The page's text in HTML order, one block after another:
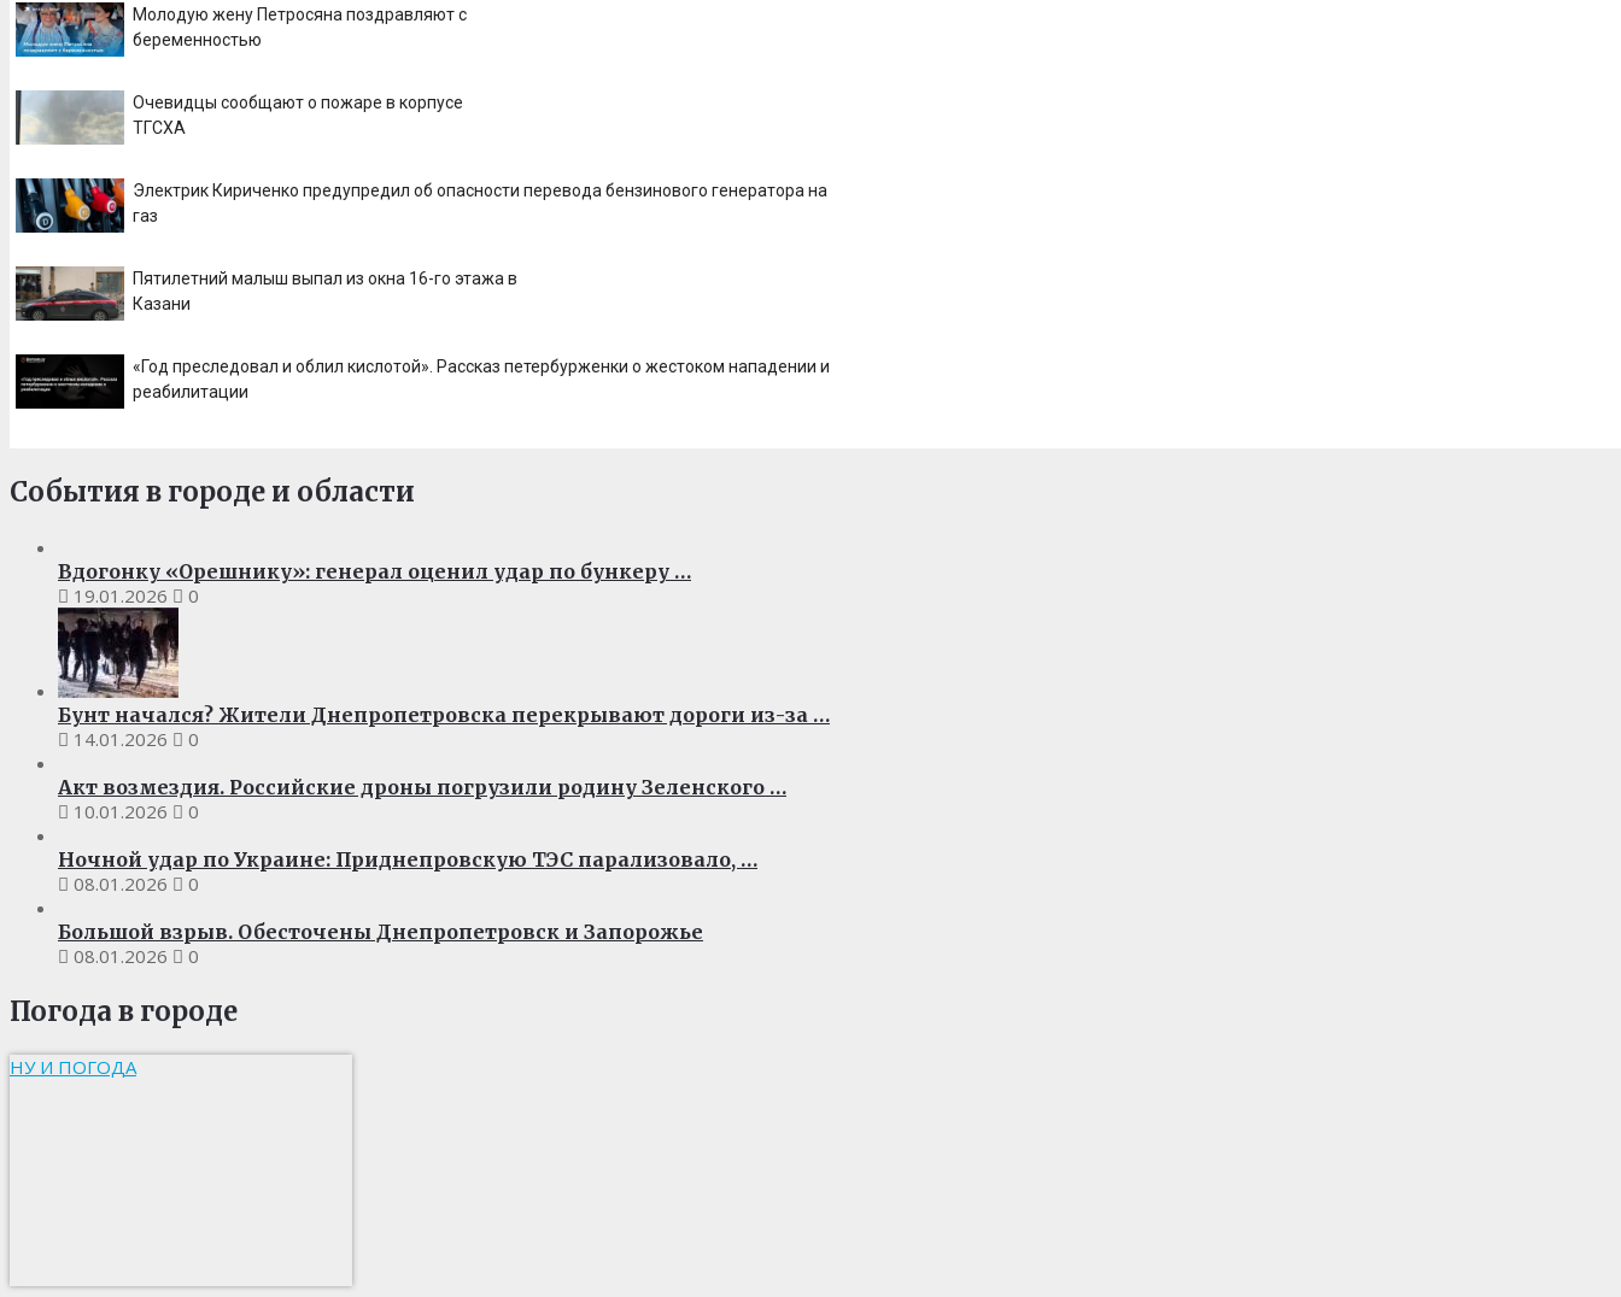
Молодую жену Петросяна поздравляют с
беременностью
Очевидцы сообщают о пожаре в корпусе
ТГСХА
Электрик Кириченко предупредил об опасности перевода бензинового генератора на
газ
Пятилетний малыш выпал из окна 16-го этажа в
Казани
«Год преследовал и облил кислотой». Рассказ петербурженки о жестоком нападении и
реабилитации
События в городе и области
Вдогонку «Орешнику»: генерал оценил удар по бункеру …
19.01.2026
0
Бунт начался? Жители Днепропетровска перекрывают дороги из-за …
14.01.2026
0
Акт возмездия. Российские дроны погрузили родину Зеленского …
10.01.2026
0
Ночной удар по Украине: Приднепровскую ТЭС парализовало, …
08.01.2026
0
Большой взрыв. Обесточены Днепропетровск и Запорожье
08.01.2026
0
Погода в городе
НУ И ПОГОДА